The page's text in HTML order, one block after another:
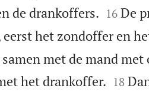
de drankoffers.
16 De
eerst het zondoffer en
met de mand
het drankoffer.
18